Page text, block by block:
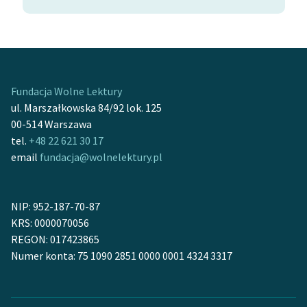
Fundacja Wolne Lektury
ul. Marszałkowska 84/92 lok. 125
00-514 Warszawa
tel. +48 22 621 30 17
email fundacja@wolnelektury.pl
NIP: 952-187-70-87
KRS: 0000070056
REGON: 017423865
Numer konta: 75 1090 2851 0000 0001 4324 3317